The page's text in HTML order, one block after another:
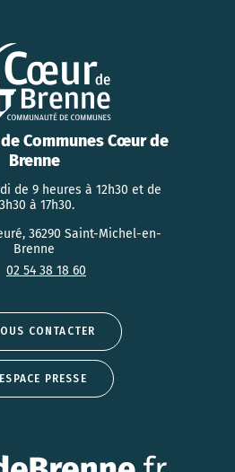
Communes Cœur de
Brenne
de 9 heures à 12h30 et de
à 17h30.
36290 Saint-Michel-en-
Brenne
02 54 38 18 60
CONTACTER
ESPACE PRESSE